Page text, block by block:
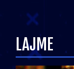
LAJME